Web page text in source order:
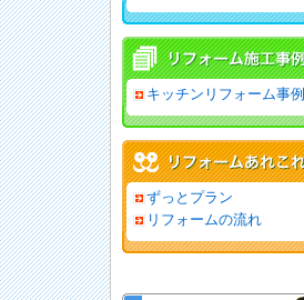
キッチンリフォーム事例
ずっとプラン
リフォームの流れ